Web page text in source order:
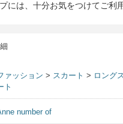
には、十分お気をつけてご利
ァッション > スカート > ロング
ト
number of